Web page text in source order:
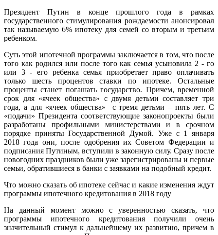
Президент Путин в конце прошлого года в рамках
государственного стимулирования рождаемости анонсировал
так называемую 6% ипотеку для семей со вторым и третьим
ребенком.
Суть этой ипотечной программы заключается в том, что после
того как родился или после того как семья усыновила 2 - го
или 3 - его ребенка семья приобретает право оплачивать
только шесть процентов ставки по ипотеке. Остальные
проценты станет погашать государство. Причем, временной
срок для «ячеек общества» с двумя детьми составляет три
года, а для «ячеек общества» с тремя детьми – пять лет. С
«подачи» Президента соответствующие законопроекты были
разработаны профильными министерствами и в срочном
порядке приняты Государственной Думой. Уже с 1 января
2018 года они, после одобрения их Советом Федерации и
подписания Путиным, вступили в законную силу. Сразу после
новогодних праздников были уже зарегистрированы и первые
семьи, обратившиеся в банки с заявками на подобный кредит.
Что можно сказать об ипотеке сейчас и какие изменения ждут
программы ипотечного кредитования в 2018 году
На данный момент можно с уверенностью сказать, что
программы ипотечного кредитования получили очень
значительный стимул к дальнейшему их развитию, причем в